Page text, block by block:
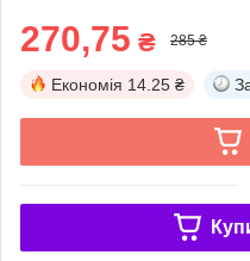
270,75 ₴ 285 ₴
Економія 14.25 ₴